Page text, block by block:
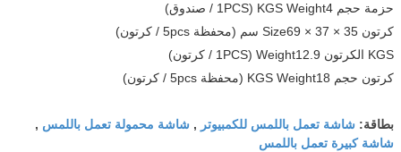
حزمة حجم KGS Weight4 (1PCS / صندوق)
كرتون Size69 × 37 × 35 سم (محفظة 5pcs / كرتون)
KGS الكرتون Weight12.9 (1PCS / كرتون)
كرتون حجم KGS Weight18 (محفظة 5pcs / كرتون)
بطاقة: شاشة تعمل باللمس للكمبيوتر , شاشة محمولة تعمل باللمس ,
شاشة كبيرة تعمل باللمس